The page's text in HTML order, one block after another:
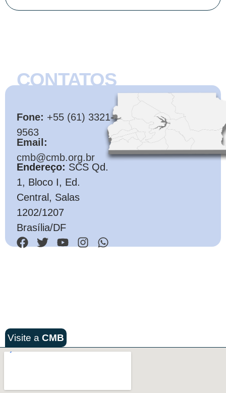
CONTATOS
Fone: +55 (61) 3321-
9563
Email:
cmb@cmb.org.br
Endereço: SCS Qd.
1, Bloco I, Ed.
Central, Salas
1202/1207
Brasília/DF
Visite a CMB